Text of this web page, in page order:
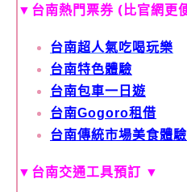
▼ 台南熱門票券 (比官網更
台南超人氣吃喝玩樂
台南特色體驗
台南包車一日遊
台南Gogoro租借
台南傳統市場美食體驗
▼ 台南交通工具預訂 ▼